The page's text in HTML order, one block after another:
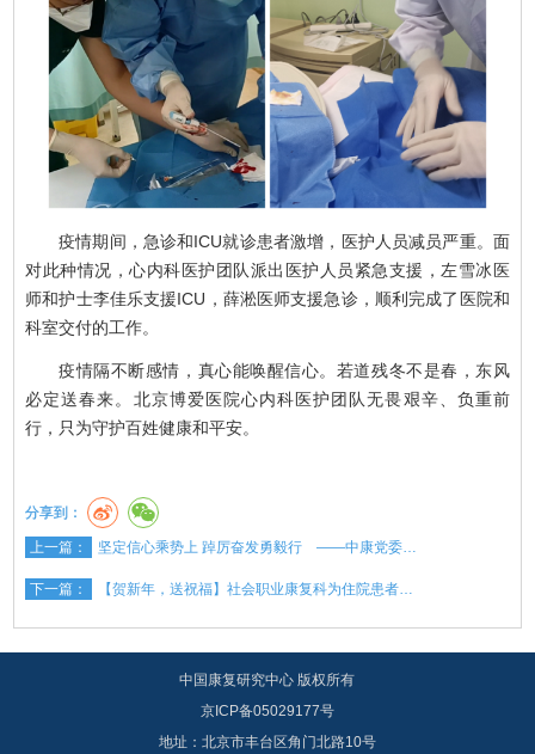
疫情期间，急诊和ICU就诊患者激增，医护人员减员严重。面
对此种情况，心内科医护团队派出医护人员紧急支援，左雪冰医
师和护士李佳乐支援ICU，薛淞医师支援急诊，顺利完成了医院和
科室交付的工作。
疫情隔不断感情，真心能唤醒信心。若道残冬不是春，东风
必定送春来。北京博爱医院心内科医护团队无畏艰辛、负重前
行，只为守护百姓健康和平安。
分享到：
上一篇： 坚定信心乘势上 踔厉奋发勇毅行 ——中康党委…
下一篇： 【贺新年，送祝福】社会职业康复科为住院患者…
中国康复研究中心 版权所有
京ICP备05029177号
地址：北京市丰台区角门北路10号